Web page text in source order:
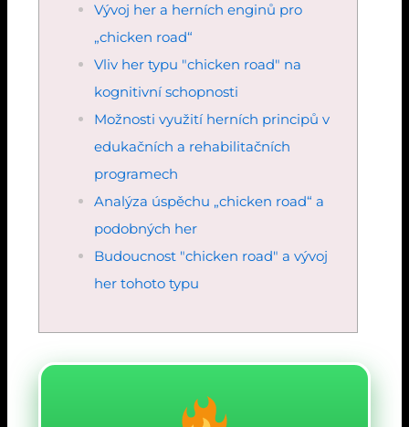
Vývoj her a herních enginů pro
„chicken road“
Vliv her typu "chicken road" na
kognitivní schopnosti
Možnosti využití herních principů v
edukačních a rehabilitačních
programech
Analýza úspěchu „chicken road“ a
podobných her
Budoucnost "chicken road" a vývoj
her tohoto typu